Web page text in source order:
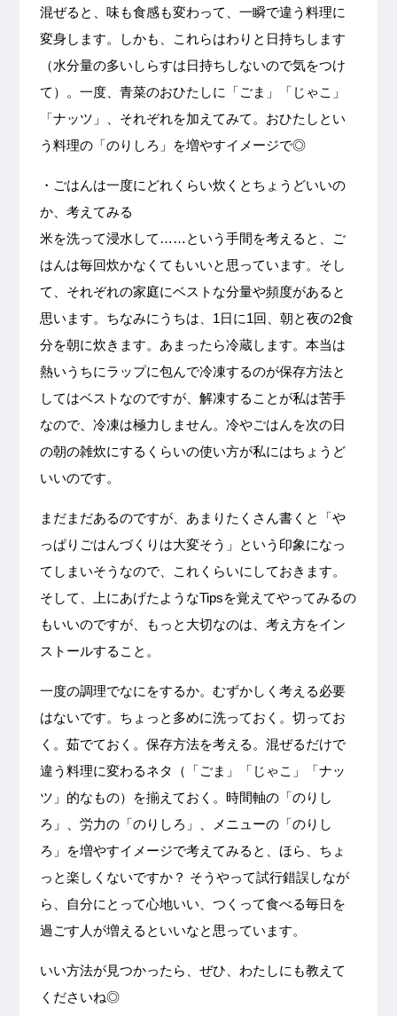
混ぜると、味も食感も変わって、一瞬で違う料理に
変身します。しかも、これらはわりと日持ちします
（水分量の多いしらすは日持ちしないので気をつけ
て）。一度、青菜のおひたしに「ごま」「じゃこ」
「ナッツ」、それぞれを加えてみて。おひたしとい
う料理の「のりしろ」を増やすイメージで◎
・ごはんは一度にどれくらい炊くとちょうどいいの
か、考えてみる
米を洗って浸水して……という手間を考えると、ご
はんは毎回炊かなくてもいいと思っています。そし
て、それぞれの家庭にベストな分量や頻度があると
思います。ちなみにうちは、1日に1回、朝と夜の2食
分を朝に炊きます。あまったら冷蔵します。本当は
熱いうちにラップに包んで冷凍するのが保存方法と
してはベストなのですが、解凍することが私は苦手
なので、冷凍は極力しません。冷やごはんを次の日
の朝の雑炊にするくらいの使い方が私にはちょうど
いいのです。
まだまだあるのですが、あまりたくさん書くと「や
っぱりごはんづくりは大変そう」という印象になっ
てしまいそうなので、これくらいにしておきます。
そして、上にあげたようなTipsを覚えてやってみるの
もいいのですが、もっと大切なのは、考え方をイン
ストールすること。
一度の調理でなにをするか。むずかしく考える必要
はないです。ちょっと多めに洗っておく。切ってお
く。茹でておく。保存方法を考える。混ぜるだけで
違う料理に変わるネタ（「ごま」「じゃこ」「ナッ
ツ」的なもの）を揃えておく。時間軸の「のりし
ろ」、労力の「のりしろ」、メニューの「のりし
ろ」を増やすイメージで考えてみると、ほら、ちょ
っと楽しくないですか？ そうやって試行錯誤しなが
ら、自分にとって心地いい、つくって食べる毎日を
過ごす人が増えるといいなと思っています。
いい方法が見つかったら、ぜひ、わたしにも教えて
くださいね◎